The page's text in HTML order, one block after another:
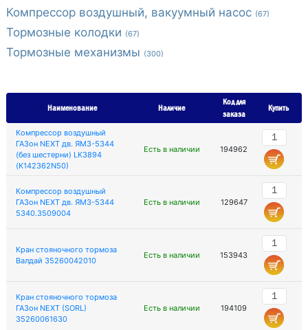
Компрессор воздушный, вакуумный насос (67)
Тормозные колодки (67)
Тормозные механизмы (300)
Наименование Наличие
Код для
заказа
Купить
Компрессор воздушный
ГАЗон NEXT дв. ЯМЗ-5344
(без шестерни) LK3894
(K142362N50)
Есть в наличии 194962
Компрессор воздушный
ГАЗон NEXT дв. ЯМЗ-5344
5340.3509004
Есть в наличии 129647
Кран стояночного тормоза
Валдай 35260042010
Есть в наличии 153943
Кран стояночного тормоза
ГАЗон NEXT (SORL)
35260061630
Есть в наличии 194109